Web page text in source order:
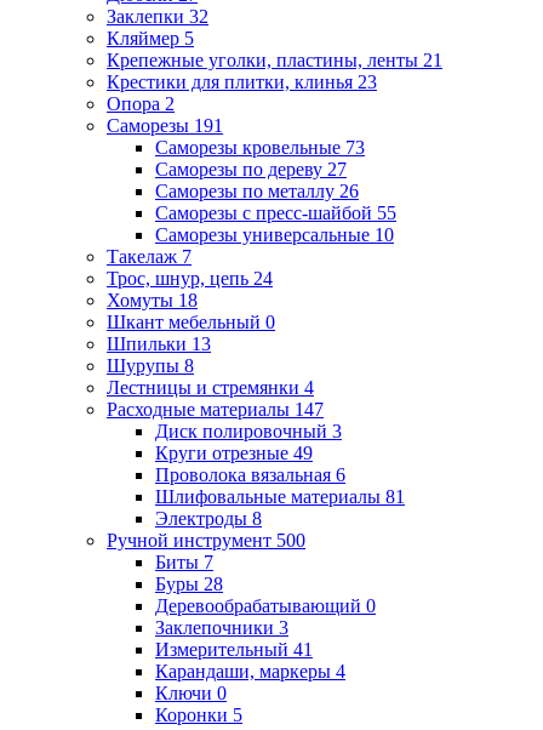
Заклепки 32
Кляймер 5
Крепежные уголки, пластины, ленты 21
Крестики для плитки, клинья 23
Опора 2
Саморезы 191
Саморезы кровельные 73
Саморезы по дереву 27
Саморезы по металлу 26
Саморезы с пресс-шайбой 55
Саморезы универсальные 10
Такелаж 7
Трос, шнур, цепь 24
Хомуты 18
Шкант мебельный 0
Шпильки 13
Шурупы 8
Лестницы и стремянки 4
Расходные материалы 147
Диск полировочный 3
Круги отрезные 49
Проволока вязальная 6
Шлифовальные материалы 81
Электроды 8
Ручной инструмент 500
Биты 7
Буры 28
Деревообрабатывающий 0
Заклепочники 3
Измерительный 41
Карандаши, маркеры 4
Ключи 0
Коронки 5